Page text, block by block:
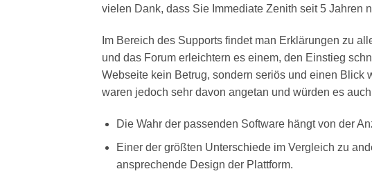
vielen Dank, dass Sie Immediate Zenith seit 5 Jahren
Im Bereich des Supports findet man Erklärungen zu
und das Forum erleichtern es einem, den Einstieg
Webseite kein Betrug, sondern seriös und einen Blick
waren jedoch sehr davon angetan und würden es
Die Wahr der passenden Software hängt von der
Einer der größten Unterschiede im Vergleich zu
ansprechende Design der Plattform.